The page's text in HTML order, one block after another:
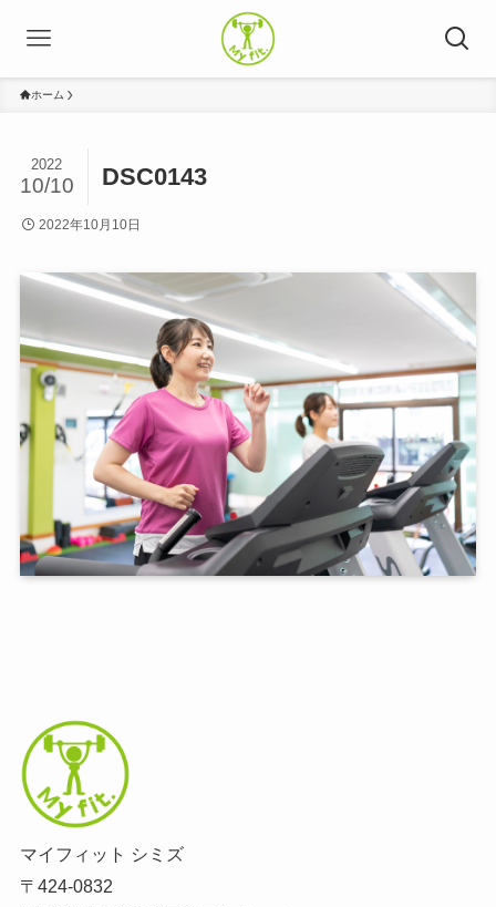
ホーム
DSC0143
2022
10/10
2022年10月10日
マイフィット シミズ
〒424-0832